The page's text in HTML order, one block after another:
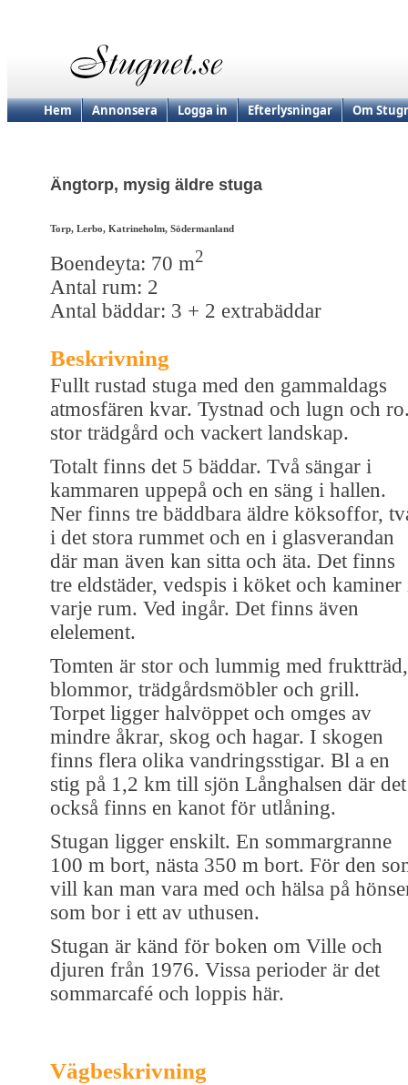
Hem Annonsera Logga in Efterlysningar Om
Ängtorp, mysig äldre stuga
Torp, Lerbo, Katrineholm, Södermanland
Boendeyta: 70 m2
Antal rum: 2
Antal bäddar: 3 + 2 extrabäddar
Beskrivning
Fullt rustad stuga med den gammaldags
atmosfären kvar. Tystnad och lugn och
stor trädgård och vackert landskap.
Totalt finns det 5 bäddar. Två sängar i
kammaren uppepå och en säng i hallen.
Ner finns tre bäddbara äldre köksoffor,
i det stora rummet och en i glasverandan
där man även kan sitta och äta. Det finns
tre eldstäder, vedspis i köket och kaminer
varje rum. Ved ingår. Det finns även
elelement.
Tomten är stor och lummig med fruktträd,
blommor, trädgårdsmöbler och grill.
Torpet ligger halvöppet och omges av
mindre åkrar, skog och hagar. I skogen
finns flera olika vandringsstigar. Bl a en
stig på 1,2 km till sjön Långhalsen där det
också finns en kanot för utlåning.
Stugan ligger enskilt. En sommargranne
100 m bort, nästa 350 m bort. För den
vill kan man vara med och hälsa på
som bor i ett av uthusen.
Stugan är känd för boken om Ville och
djuren från 1976. Vissa perioder är det
sommarcafé och loppis här.
Vägbeskrivning